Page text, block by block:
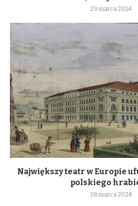
29 marca 2024
Największy teatr w Europie
polskiego
28 marca 2024